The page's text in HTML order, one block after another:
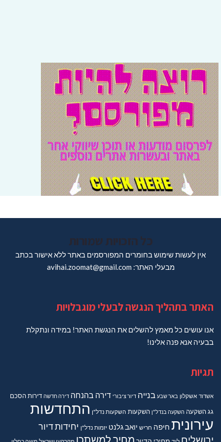
כל הזכויות שמורות
אין לעשות שימוש בחומרים המפורסמים באתר ללא אישור בכתב
מבעלי האתר: avihai.zoomat@gmail.com
האתר בתהליך הנגשה לבעלי מוגבלויות
אנו עושים כל מאמץ להשלים את הנגשת האתר! במידה ונתקלת
בבעיה אנא פנה אלינו!
תגיות
אשדוד אשקלון באר שבע בנייה דיור ציבורי דירה בהנחה דירה חדשה דירותהסכם
גגהשקעה השקעה בנדל"ן השקעות השקעות נדל"ן התחדשות
עירונית חיפה חריש יואב גלנט יזמות נדל"ן יחידות דיור